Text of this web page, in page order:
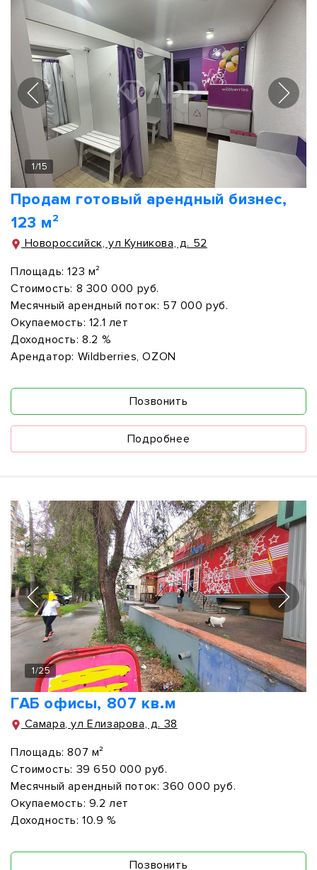
1/15
Продам готовый арендный бизнес,
123 м²
Новороссийск, ул Куникова, д. 52
Площадь: 123 м²
Стоимость: 8 300 000 руб.
Месячный арендный поток: 57 000 руб.
Окупаемость: 12.1 лет
Доходность: 8.2 %
Арендатор: Wildberries, OZON
Позвонить
Подробнее
1/25
ГАБ офисы, 807 кв.м
Самара, ул Елизарова, д. 38
Площадь: 807 м²
Стоимость: 39 650 000 руб.
Месячный арендный поток: 360 000 руб.
Окупаемость: 9.2 лет
Доходность: 10.9 %
Позвонить